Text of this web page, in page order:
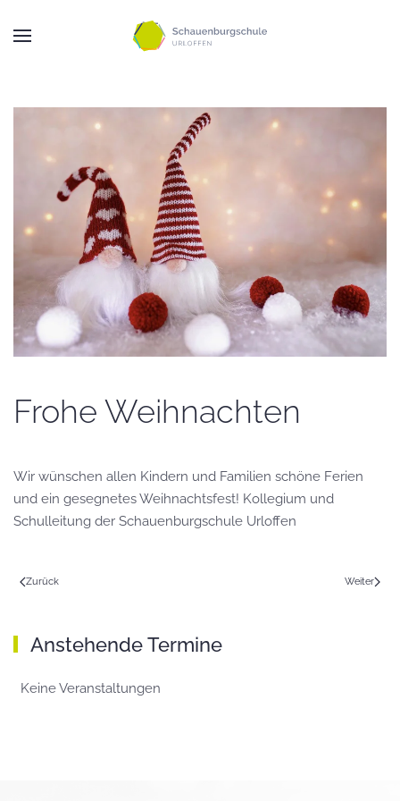
Zum Hauptinhalt springen
Frohe Weihnachten
Wir wünschen allen Kindern und Familien schöne Ferien
und ein gesegnetes Weihnachtsfest! Kollegium und
Schulleitung der Schauenburgschule Urloffen
Zurück Weiter
Anstehende Termine
Keine Veranstaltungen